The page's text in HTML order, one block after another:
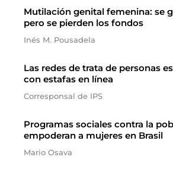
Mutilación genital femenina: se
pero se pierden los fondos
Inés M. Pousadela
Las redes de trata de personas
con estafas en línea
Corresponsal de IPS
Programas sociales contra la
empoderan a mujeres en Brasil
Mario Osava